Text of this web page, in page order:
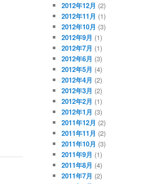
2012年12月 (2)
2012年11月 (1)
2012年10月 (3)
2012年9月 (1)
2012年7月 (1)
2012年6月 (3)
2012年5月 (4)
2012年4月 (2)
2012年3月 (2)
2012年2月 (1)
2012年1月 (3)
2011年12月 (2)
2011年11月 (2)
2011年10月 (3)
2011年9月 (1)
2011年8月 (4)
2011年7月 (2)